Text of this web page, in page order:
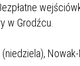
w Grodźcu.
(niedziela),